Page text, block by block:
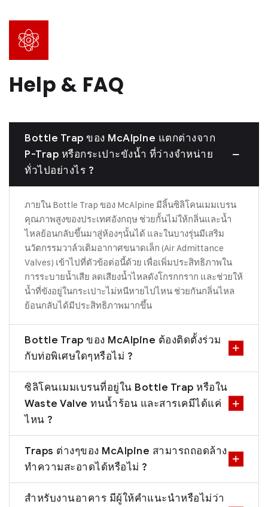
Help & FAQ
Bottle Trap ของ McAlpine แตกต่างจาก
P-Trap หรือกระเปาะขังน้ำ ที่ว่างจำหน่าย
ทั่วไปอย่างไร ?
ภายใน Bottle Trap ของ McAlpine มีลิ้นซิลิโคนเมมเบรน
คุณภาพสูงของประเทศอังกฤษ ช่วยกั้นไม่ให้กลิ่นและน้ำ
ไหลย้อนกลับขึ้นมาสู่ห้องๆนั้นได้ และในบางรุ่นมีเสริม
นวัตกรรมวาล์วเติมอากาศขนาดเล็ก (Air Admittance
Valves) เข้าไปที่ตัวข้อต่อนี้ด้วย เพื่อเพิ่มประสิทธิภาพใน
การระบายน้ำเสีย ลดเสียงน้ำไหลดังโกรกกราก และช่วยให้
น้ำที่ขังอยู่ในกระเปาะไม่หนีหายไปไหน ช่วยกันกลิ่นไหล
ย้อนกลับได้มีประสิทธิภาพมากขึ้น
Bottle Trap ของ McAlpine ต้องติดตั้งร่วม
กับท่อพิเศษใดๆหรือไม่ ?
ซิลิโคนเมมเบรนที่อยู่ใน Bottle Trap หรือใน
Waste Valve ทนน้ำร้อน และสารเคมีได้แค่
ไหน ?
Traps ต่างๆของ McAlpine สามารถถอดล้าง
ทำความสะอาดได้หรือไม่ ?
สำหรับงานอาคาร มีผู้ให้คำแนะนำหรือไม่ว่า